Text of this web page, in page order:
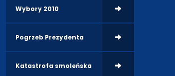
Wybory 2010
Pogrzeb Prezydenta
Katastrofa smoleńska